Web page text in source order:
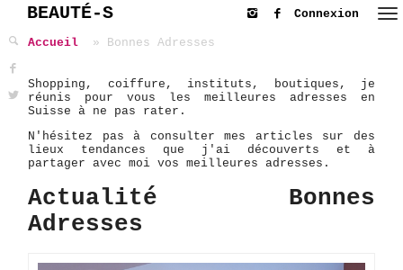
BEAUTÉ-S Connexion
Accueil Bonnes Adresses
Shopping, coiffure, instituts, boutiques, je
réunis pour vous les meilleures adresses en
Suisse à ne pas rater.
N'hésitez pas à consulter mes articles sur des
lieux tendances que j'ai découverts et à
partager avec moi vos meilleures adresses.
Actualité Bonnes
Adresses